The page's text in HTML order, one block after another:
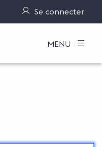
Gérer ses notifications
Se connecter
MENU